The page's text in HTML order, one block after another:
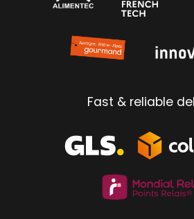
Fast & reliable